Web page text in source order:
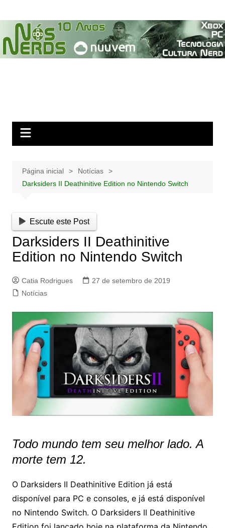
para
conteúdo
Página inicial
Notícias
Darksiders II Deathinitive Edition no Nintendo Switch
Escute este Post
Darksiders II Deathinitive
Edition no Nintendo Switch
Catia Rodrigues
27 de setembro de 2019
Notícias
Todo mundo tem seu melhor lado. A
morte tem 12.
O Darksiders II Deathinitive Edition já está
disponível para PC e consoles, e já está disponível
no Nintendo Switch. O Darksiders II Deathinitive